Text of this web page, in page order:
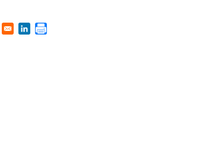
new window
in a new window
in a new window
Opens in a new window